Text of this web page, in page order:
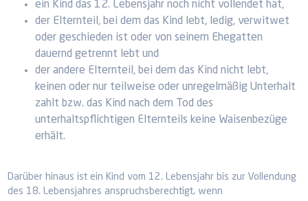
ein Kind das 12. Lebensjahr noch nicht vollendet hat,
der Elternteil, bei dem das Kind lebt, ledig, verwitwet
oder geschieden ist oder von seinem Ehegatten
dauernd getrennt lebt und
der andere Elternteil, bei dem das Kind nicht lebt,
keinen oder nur teilweise oder unregelmäßig Unterhalt
zahlt bzw. das Kind nach dem Tod des
unterhaltspflichtigen Elternteils keine Waisenbezüge
erhält.
Darüber hinaus ist ein Kind vom 12. Lebensjahr bis zur Vollendung
des 18. Lebensjahres anspruchsberechtigt, wenn